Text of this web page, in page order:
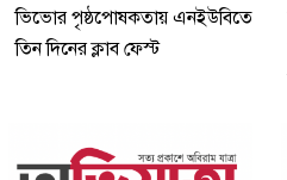
ভিভোর পৃষ্ঠপোষকতায় এনইউবিতে
তিন দিনের ক্লাব ফেস্ট